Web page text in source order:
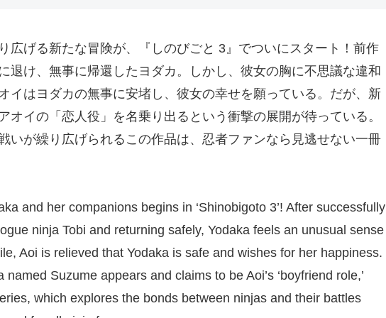
広げる新たな冒険が、『しのびごと 3』でついにスタート！前作
退け、無事に帰還したヨダカ。しかし、彼女の胸に不思議な違和
イはヨダカの無事に安堵し、彼女の幸せを願っている。だが、新
オイの「恋人役」を名乗り出るという衝撃の展開が待っている。
いが繰り広げられるこの作品は、忍者ファンなら見逃せない一冊
and her companions begins in ‘Shinobigoto 3’! After successfully
ninja Tobi and returning safely, Yodaka feels an unusual sense
Aoi is relieved that Yodaka is safe and wishes for her happiness.
Suzume appears and claims to be Aoi’s ‘boyfriend role,’
which explores the bonds between ninjas and their battles